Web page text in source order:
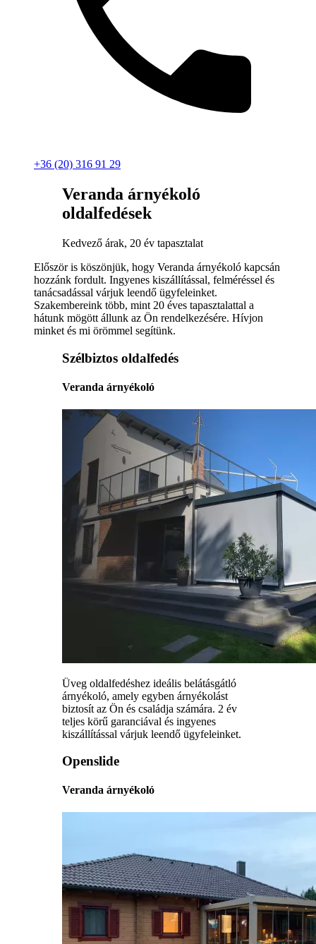
+36 (20) 316 91 29
Veranda árnyékoló
oldalfedések
Kedvező árak, 20 év tapasztalat
Először is köszönjük, hogy Veranda árnyékoló kapcsán
hozzánk fordult. Ingyenes kiszállítással, felméréssel és
tanácsadással várjuk leendő ügyfeleinket.
Szakembereink több, mint 20 éves tapasztalattal a
hátunk mögött állunk az Ön rendelkezésére. Hívjon
minket és mi örömmel segítünk.
Szélbiztos oldalfedés
Veranda árnyékoló
Üveg oldalfedéshez ideális belátásgátló
árnyékoló, amely egyben árnyékolást
biztosít az Ön és családja számára. 2 év
teljes körű garanciával és ingyenes
kiszállítással várjuk leendő ügyfeleinket.
Openslide
Veranda árnyékoló